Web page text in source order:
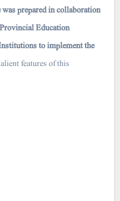
prepared in collaboration
Education
to implement the
features of this